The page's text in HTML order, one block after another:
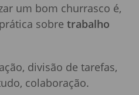
um bom churrasco é,
sobretrabalho
divisão de tarefas,
colaboração.